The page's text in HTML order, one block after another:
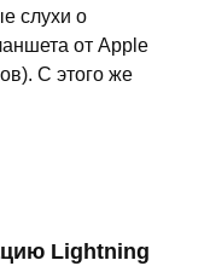
слухи о
от Apple
С этого же
Lightning